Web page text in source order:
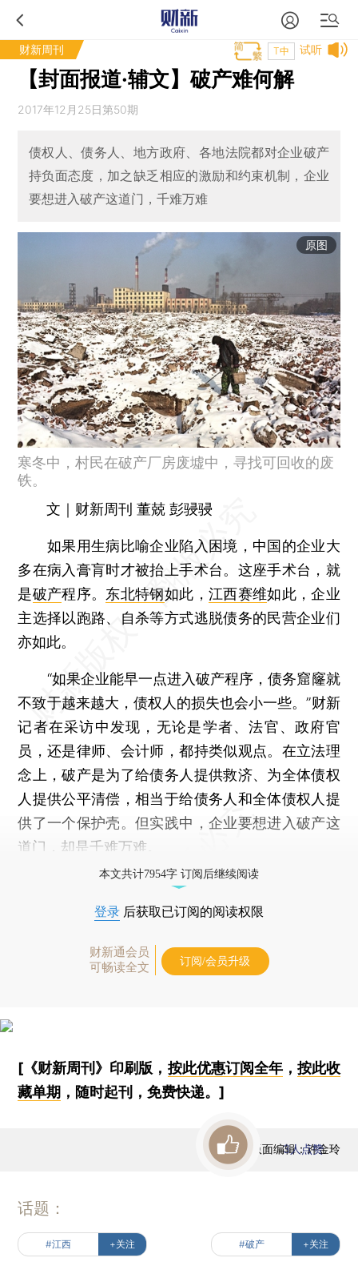
财新周刊 试听
T中
【封面报道·辅文】破产难何解
2017年12月25日第50期
债权人、债务人、地方政府、各地法院都对企业破产
持负面态度，加之缺乏相应的激励和约束机制，企业
要想进入破产这道门，千难万难
原图
寒冬中，村民在破产厂房废墟中，寻找可回收的废
铁。
文｜财新周刊 董兢 彭骎骎
如果用生病比喻企业陷入困境，中国的企业大
多在病入膏肓时才被抬上手术台。这座手术台，就
是破产程序。 东北特钢如此， 江西赛维如此，企业
主选择以跑路、自杀等方式逃脱债务的民营企业们
亦如此。
“如果企业能早一点进入破产程序，债务窟窿就
不致于越来越大，债权人的损失也会小一些。”财新
记者在采访中发现，无论是学者、法官、政府官
员，还是律师、会计师，都持类似观点。在立法理
念上，破产是为了给债务人提供救济、为全体债权
人提供公平清偿，相当于给债务人和全体债权人提
供了一个保护壳。但实践中，企业要想进入破产这
道门，却是千难万难。
本文共计7954字 订阅后继续阅读
登录 后获取已订阅的阅读权限
财新通会员
可畅读全文
订阅/会员升级
[《财新周刊》印刷版， 按此优惠订阅全年， 按此收
藏单期 ，随时起刊，免费快递。]
版面编辑：许金玲
3人点赞
话题：
#江西 +关注 #破产 +关注